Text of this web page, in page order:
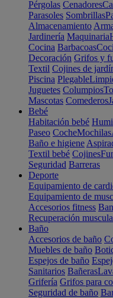
Pérgolas Cenadores
Parasoles Sombrillas
Almacenamiento
Jardinería Maquinaria
Cocina Barbacoas
Decoración Grifos y
Textil Cojines de
Piscina Plegable
Juguetes Columpios
Mascotas Comederos
Bebé
Habitación bebé
Paseo CocheMochilas
Baño e higiene
Textil bebé Cojines
Seguridad Barreras
Deporte
Equipamiento de
Equipamiento de
Accesorios fitness
Recuperación
Baño
Accesorios de baño
Muebles de baño
Espejos de baño
Sanitarios Bañeras
Grifería Grifos para
Seguridad de baño